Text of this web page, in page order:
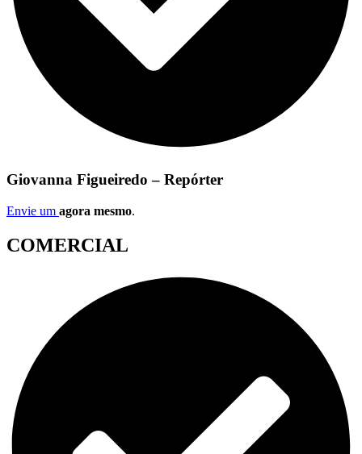
Giovanna Figueiredo – Repórter
Envie um agora mesmo.
COMERCIAL